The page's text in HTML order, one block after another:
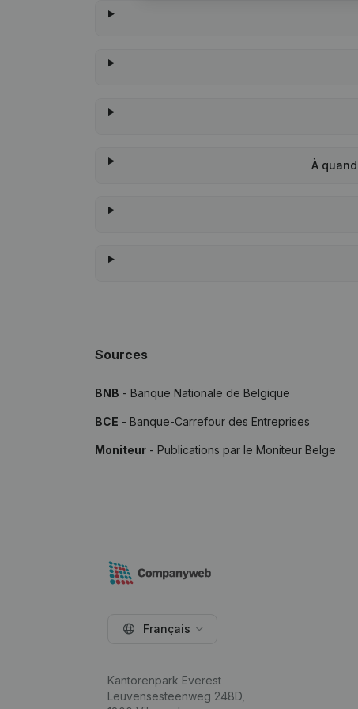
À
Sources
BNB - Banque Nationale de Belgique
BCE - Banque-Carrefour des Entreprises
Moniteur - Publications par le Moniteur Belge
Français
Kantorenpark Everest
Leuvensesteenweg 248D,